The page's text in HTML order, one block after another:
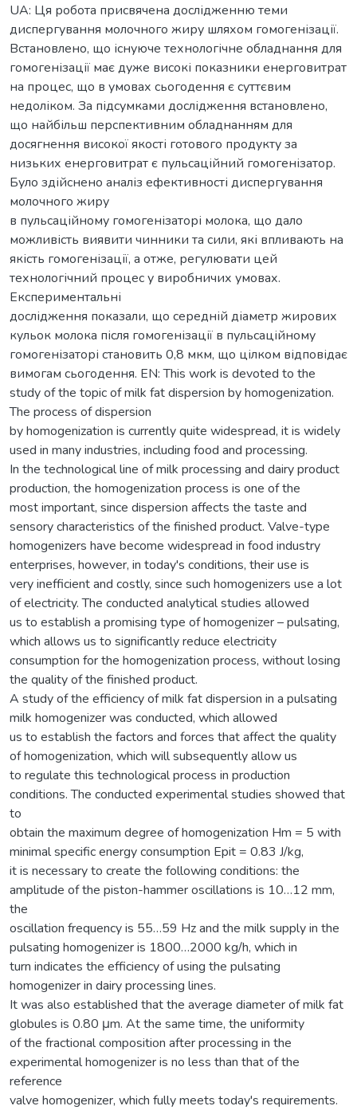
UA: Ця робота присвячена дослідженню теми
диспергування молочного жиру шляхом гомогенізації.
Встановлено, що існуюче технологічне обладнання для
гомогенізації має дуже високі показники енерговитрат
на процес, що в умовах сьогодення є суттєвим
недоліком. За підсумками дослідження встановлено,
що найбільш перспективним обладнанням для
досягнення високої якості готового продукту за
низьких енерговитрат є пульсаційний гомогенізатор.
Було здійснено аналіз ефективності диспергування
молочного жиру
в пульсаційному гомогенізаторі молока, що дало
можливість виявити чинники та сили, які впливають на
якість гомогенізації, а отже, регулювати цей
технологічний процес у виробничих умовах.
Експериментальні
дослідження показали, що середній діаметр жирових
кульок молока після гомогенізації в пульсаційному
гомогенізаторі становить 0,8 мкм, що цілком відповідає
вимогам сьогодення. EN: This work is devoted to the
study of the topic of milk fat dispersion by homogenization.
The process of dispersion
by homogenization is currently quite widespread, it is widely
used in many industries, including food and processing.
In the technological line of milk processing and dairy product
production, the homogenization process is one of the
most important, since dispersion affects the taste and
sensory characteristics of the finished product. Valve-type
homogenizers have become widespread in food industry
enterprises, however, in today's conditions, their use is
very inefficient and costly, since such homogenizers use a lot
of electricity. The conducted analytical studies allowed
us to establish a promising type of homogenizer – pulsating,
which allows us to significantly reduce electricity
consumption for the homogenization process, without losing
the quality of the finished product.
A study of the efficiency of milk fat dispersion in a pulsating
milk homogenizer was conducted, which allowed
us to establish the factors and forces that affect the quality
of homogenization, which will subsequently allow us
to regulate this technological process in production
conditions. The conducted experimental studies showed that
to
obtain the maximum degree of homogenization Hm = 5 with
minimal specific energy consumption Epit = 0.83 J/kg,
it is necessary to create the following conditions: the
amplitude of the piston-hammer oscillations is 10…12 mm,
the
oscillation frequency is 55…59 Hz and the milk supply in the
pulsating homogenizer is 1800…2000 kg/h, which in
turn indicates the efficiency of using the pulsating
homogenizer in dairy processing lines.
It was also established that the average diameter of milk fat
globules is 0.80 μm. At the same time, the uniformity
of the fractional composition after processing in the
experimental homogenizer is no less than that of the
reference
valve homogenizer, which fully meets today's requirements.